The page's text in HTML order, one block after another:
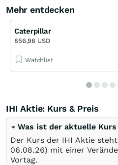
Mehr entdecken
Caterpillar
856,96 USD
Watchlist
IHI Aktie: Kurs & Preis
Was ist der aktuelle
Der Kurs der IHI Aktie
06.08.26) mit einer
Vortag.